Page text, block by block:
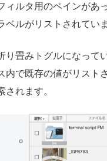
ィルタ用のペインがあ
ベルがリストされていま
り畳みトグルになって
内で既存の値がリスト
されます。